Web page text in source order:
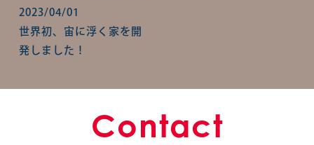
2023/04/01
世界初、宙に浮く家を開
発しました！
Contact